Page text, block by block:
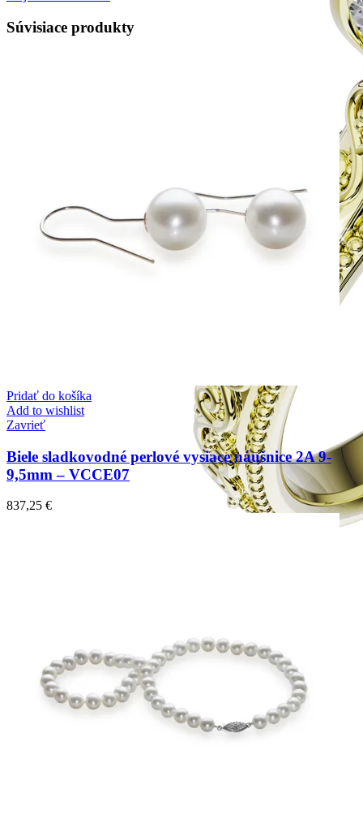
Elegant Night
Zásnubné prstne z kolekcie Elegant Night.
Súvisiace produkty
Pridať do košíka
Add to wishlist
Zavrieť
Biele sladkovodné perlové vysiace náušnice 2A 9-
9,5mm – VCCE07
837,25 €